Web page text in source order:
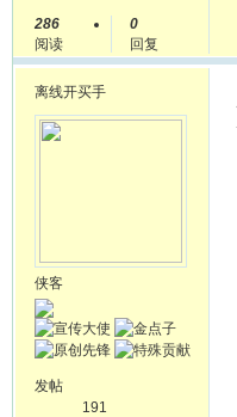
286
阅读
0
回复
离线开买手
侠客
发帖
191